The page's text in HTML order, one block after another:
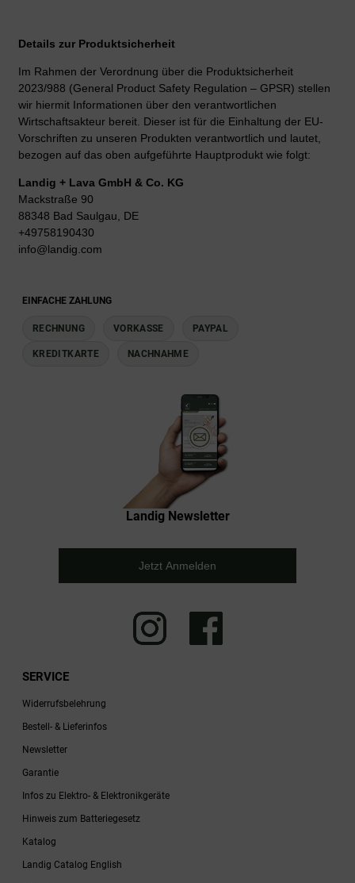
Details zur Produktsicherheit
Im Rahmen der Verordnung über die Produktsicherheit
2023/988 (General Product Safety Regulation – GPSR) stellen
wir hiermit Informationen über den verantwortlichen
Wirtschaftsakteur bereit. Dieser ist für die Einhaltung der EU-
Vorschriften zu unseren Produkten verantwortlich und lautet,
bezogen auf das oben aufgeführte Hauptprodukt wie folgt:
Landig + Lava GmbH & Co. KG
Mackstraße 90
88348 Bad Saulgau, DE
+49758190430
info@landig.com
EINFACHE ZAHLUNG
RECHNUNG VORKASSE PAYPAL
KREDITKARTE NACHNAHME
Landig Newsletter
Jetzt Anmelden
SERVICE
Widerrufsbelehrung
Bestell- & Lieferinfos
Newsletter
Garantie
Infos zu Elektro- & Elektronikgeräte
Hinweis zum Batteriegesetz
Katalog
Landig Catalog English